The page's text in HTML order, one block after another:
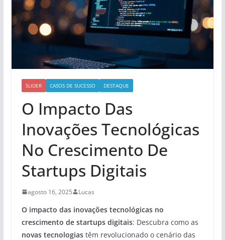
SLIDER CASOS DE SUCESSO DESTAQUE
O Impacto Das
Inovações Tecnológicas
No Crescimento De
Startups Digitais
agosto 16, 2025 Lucas
O impacto das inovações tecnológicas no
crescimento de startups digitais: Descubra como as
novas tecnologiastêm revolucionado o cenário das